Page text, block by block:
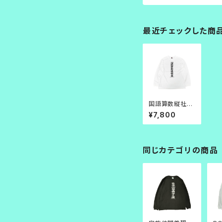
最近チェックした商
国語算数縦社会
L/S
¥7,800
同じカテゴリの商品